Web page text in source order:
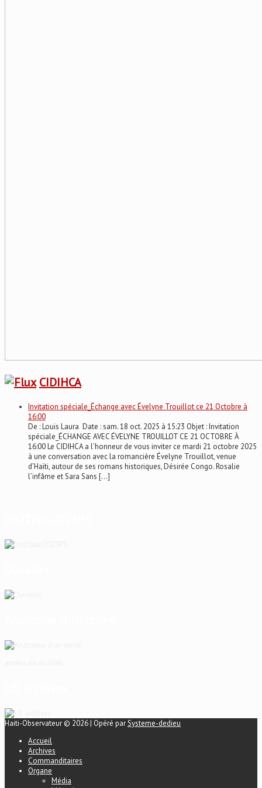
CIDIHCA
Invitation spéciale_Échange avec Évelyne Trouillot ce 21 Octobre à
16:00
De : Louis Laura Date : sam. 18 oct. 2025 à 15:23 Objet : Invitation
spéciale_ÉCHANGE AVEC ÉVELYNE TROUILLOT CE 21 OCTOBRE À
16:00 Le CIDIHCA a l’honneur de vous inviter ce mardi 21 octobre 2025
à une conversation avec la romancière Évelyne Trouillot, venue
d’Haïti, autour de ses romans historiques, Désirée Congo. Rosalie
l’infâme et Sara Sans […]
Haiti-Observateur © 2026 | Opéré parSysteme-dedieu
Accueil
Archives
Commanditaires
Organe
Média